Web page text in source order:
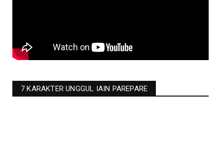
7 KARAKTER UNGGUL IAIN PAREPARE